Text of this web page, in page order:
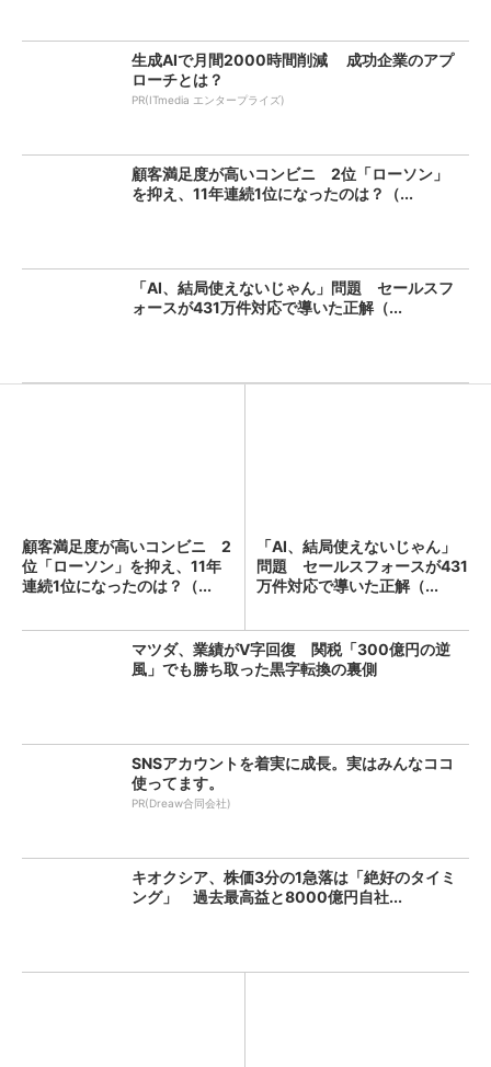
生成AIで月間2000時間削減 成功企業のアプ
ローチとは？
PR(ITmedia エンタープライズ)
顧客満足度が高いコンビニ 2位「ローソン」
を抑え、11年連続1位になったのは？（...
「AI、結局使えないじゃん」問題 セールスフ
ォースが431万件対応で導いた正解（...
顧客満足度が高いコンビニ 2
位「ローソン」を抑え、11年
連続1位になったのは？（...
「AI、結局使えないじゃん」
問題 セールスフォースが431
万件対応で導いた正解（...
マツダ、業績がV字回復 関税「300億円の逆
風」でも勝ち取った黒字転換の裏側
SNSアカウントを着実に成長。実はみんなココ
使ってます。
PR(Dreaw合同会社)
キオクシア、株価3分の1急落は「絶好のタイミ
ング」 過去最高益と8000億円自社...